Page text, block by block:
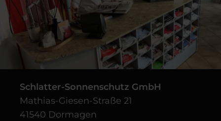
Schlatter-Sonnenschutz GmbH
Mathias-Giesen-Straße 21
41540 Dormagen